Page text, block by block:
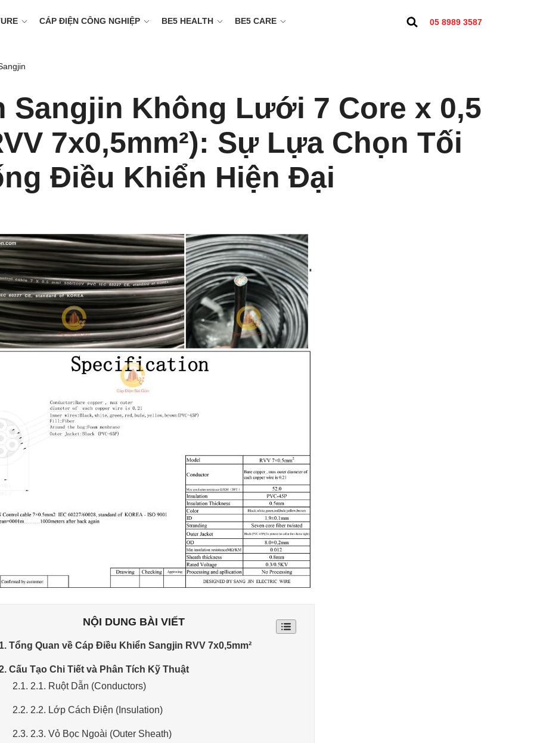
CÁP ĐIỆN CÔNG NGHIỆP BE5 HEALTH BE5 CARE 05 8989 3587
Sangjin Không Lưới 7 Core x 0,5
7x0,5mm²): Sự Lựa Chọn Tối
Điều Khiển Hiện Đại
NỘI DUNG BÀI VIẾT
Tổng Quan về Cáp Điều Khiển Sangjin RVV 7x0,5mm²
Cấu Tạo Chi Tiết và Phân Tích Kỹ Thuật
2.1. 2.1. Ruột Dẫn (Conductors)
2.2. 2.2. Lớp Cách Điện (Insulation)
2.3. 2.3. Vỏ Bọc Ngoài (Outer Sheath)